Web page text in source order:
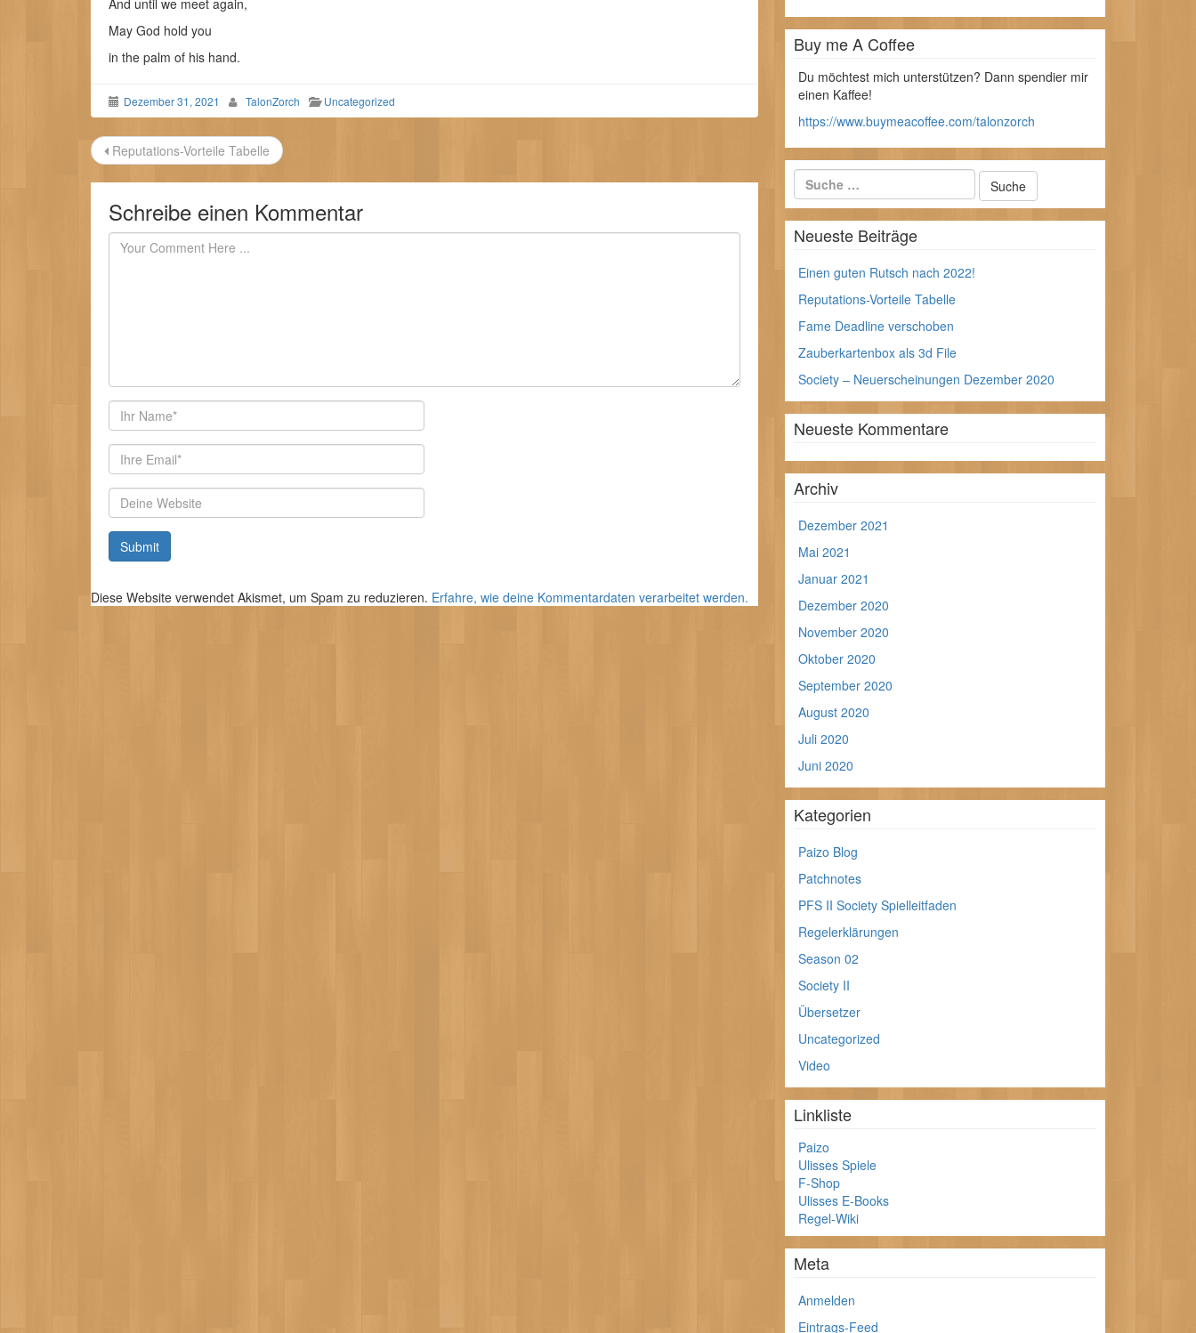
May God hold you
in the palm of his hand.
Dezember 31, 2021 TalonZorch Uncategorized
Beitragsnavigation
Reputations-Vorteile Tabelle
Schreibe einen Kommentar
Autor
E-
Mail-
Adresse
Website
Diese Website verwendet Akismet, um Spam zu reduzieren. Erfahre, wie deine Kommentardaten verarbeitet werden.
Buy me A Coffee
Du möchtest mich unterstützen? Dann spendier mir
einen Kaffee!
https://www.buymeacoffee.com/talonzorch
Neueste Beiträge
Einen guten Rutsch nach 2022!
Reputations-Vorteile Tabelle
Fame Deadline verschoben
Zauberkartenbox als 3d File
Society – Neuerscheinungen Dezember 2020
Neueste Kommentare
Archiv
Dezember 2021
Mai 2021
Januar 2021
Dezember 2020
November 2020
Oktober 2020
September 2020
August 2020
Juli 2020
Juni 2020
Kategorien
Paizo Blog
Patchnotes
PFS II Society Spielleitfaden
Regelerklärungen
Season 02
Society II
Übersetzer
Uncategorized
Video
Linkliste
Paizo
Ulisses Spiele
F-Shop
Ulisses E-Books
Regel-Wiki
Meta
Anmelden
Eintrags-Feed